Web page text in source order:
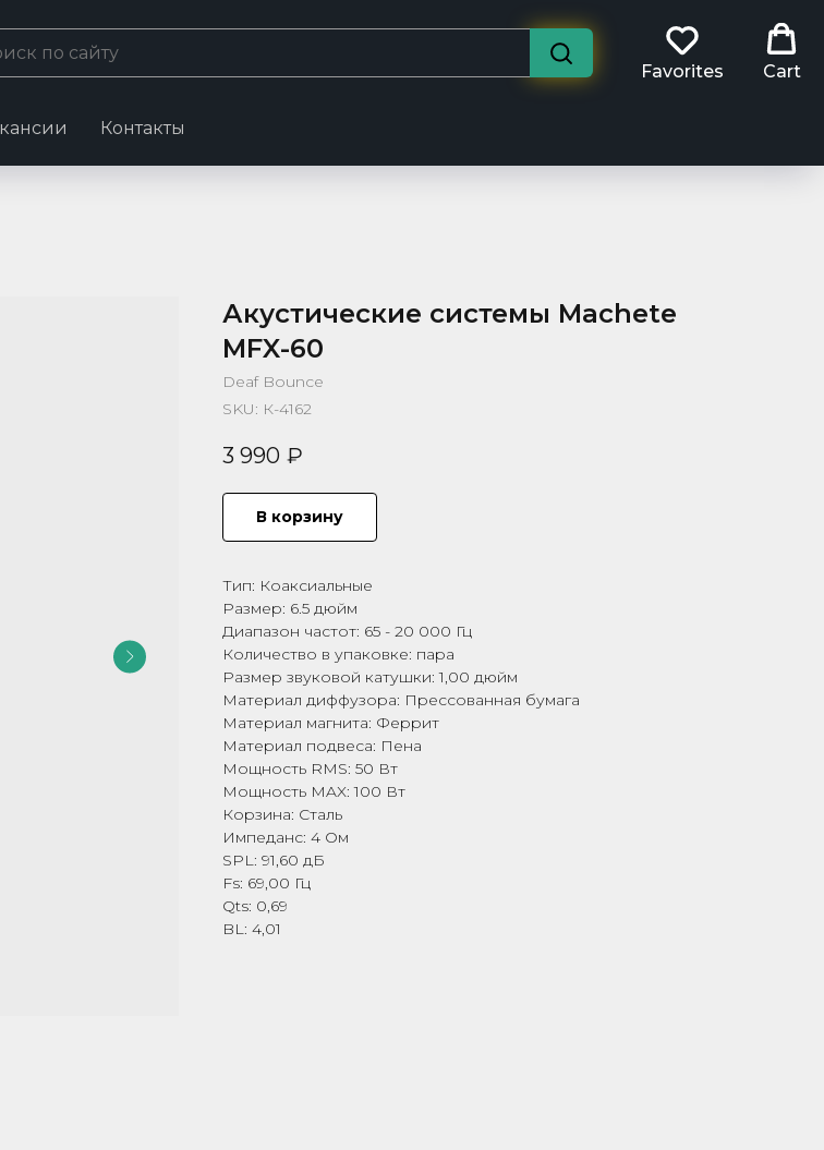
Favorites
Cart
Контакты
Акустические системы Machete
MFX-60
Deaf Bounce
SKU: К-4162
3 990 ₽
В корзину
Тип: Коаксиальные
Размер: 6.5 дюйм
Диапазон частот: 65 - 20 000 Гц
Количество в упаковке: пара
Размер звуковой катушки: 1,00 дюйм
Материал диффузора: Прессованная бумага
Материал магнита: Феррит
Материал подвеса: Пена
Мощность RMS: 50 Вт
Мощность MAX: 100 Вт
Корзина: Сталь
Импеданс: 4 Ом
SPL: 91,60 дБ
Fs: 69,00 Гц
Qts: 0,69
BL: 4,01